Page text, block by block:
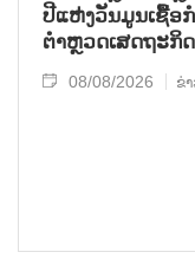
ປີແຫ່ງວັນມູນເຊື້ອ
ຕຳຫຼວດເສດຖະກິດ
08/08/2026 ຂ່